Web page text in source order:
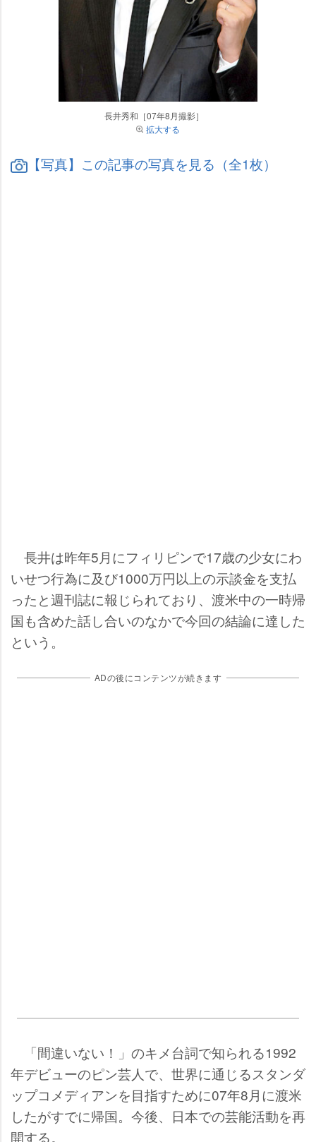
長井秀和［07年8月撮影］
拡大する
【写真】この記事の写真を見る（全1枚）
長井は昨年5月にフィリピンで17歳の少女にわ
いせつ行為に及び1000万円以上の示談金を支払
ったと週刊誌に報じられており、渡米中の一時帰
国も含めた話し合いのなかで今回の結論に達した
という。
ADの後にコンテンツが続きます
「間違いない！」のキメ台詞で知られる1992
年デビューのピン芸人で、世界に通じるスタンダ
ップコメディアンを目指すために07年8月に渡米
したがすでに帰国。今後、日本での芸能活動を再
開する。